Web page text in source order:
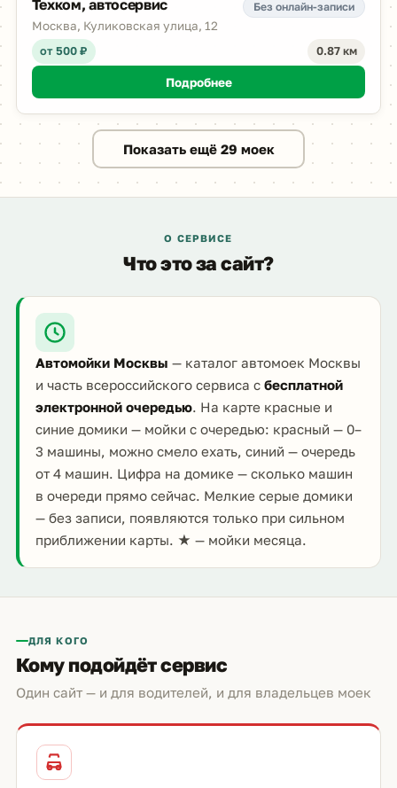
Техком, автосервис Без онлайн-записи
Москва, Куликовская улица, 12
от 500 ₽
0.87 км
Подробнее
Показать ещё 29 моек
О СЕРВИСЕ
Что это за сайт?
Автомойки Москвы — каталог автомоек Москвы
и часть всероссийского сервиса сбесплатной
электронной очередью. На карте красные и
синие домики — мойки с очередью: красный — 0–
3 машины, можно смело ехать, синий — очередь
от 4 машин. Цифра на домике — сколько машин
в очереди прямо сейчас. Мелкие серые домики
— без записи, появляются только при сильном
приближении карты. ★ — мойки месяца.
ДЛЯ КОГО
Кому подойдёт сервис
Один сайт — и для водителей, и для владельцев моек